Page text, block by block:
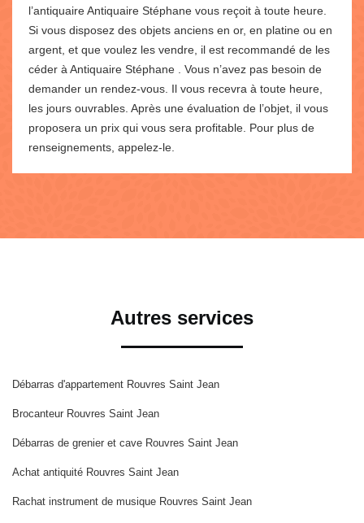
l’antiquaire Antiquaire Stéphane vous reçoit à toute heure.
Si vous disposez des objets anciens en or, en platine ou en
argent, et que voulez les vendre, il est recommandé de les
céder à Antiquaire Stéphane . Vous n’avez pas besoin de
demander un rendez-vous. Il vous recevra à toute heure,
les jours ouvrables. Après une évaluation de l’objet, il vous
proposera un prix qui vous sera profitable. Pour plus de
renseignements, appelez-le.
Autres services
Débarras d'appartement Rouvres Saint Jean
Brocanteur Rouvres Saint Jean
Débarras de grenier et cave Rouvres Saint Jean
Achat antiquité Rouvres Saint Jean
Rachat instrument de musique Rouvres Saint Jean